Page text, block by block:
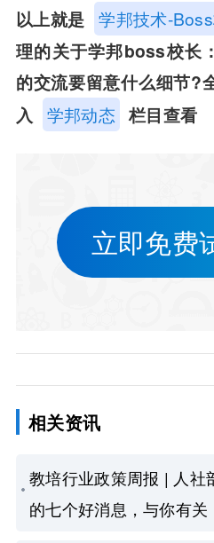
以上就是 学邦技术-
理的关于学邦boss校长
的交流要留意什么细节?
入
学邦动态 栏目查看
立即免费
相关资讯
教培行业政策周报 | 人社
的七个好消息，与你有关